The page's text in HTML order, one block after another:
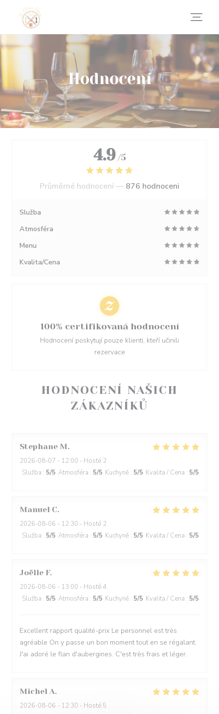
Panel pro správu cookies
Hodnocení
HODNOCENÍ NAŠICH
ZÁKAZNÍKŮ
Stephane M
2026-08-07 - 12:00 - Hosté 2
Služba : 5/5 Atmosféra : 5/5 Kuchyně : 5/5 Kvalita / Cena : 5/5
Manuel C
2026-08-06 - 12:30 - Hosté 2
Služba : 5/5 Atmosféra : 5/5 Kuchyně : 5/5 Kvalita / Cena : 5/5
Joëlle F
2026-08-06 - 13:00 - Hosté 4
Služba : 5/5 Atmosféra : 5/5 Kuchyně : 5/5 Kvalita / Cena : 5/5
Excellent rapport qualité-prix Le personnel est très
agréable On y passe un bon moment tout en se régalant.
J'ai adoré le flan d'aubergines. C'est très frais et léger.
Michel A
2026-08-06 - 12:30 - Hosté 5
4.9 /5
Průměrné hodnocení — 876 hodnoceni
Služba
Atmosféra
Menu
Kvalita/Cena
100% certifikovaná hodnocení
Hodnocení poskytují pouze klienti, kteří učinili
rezervace